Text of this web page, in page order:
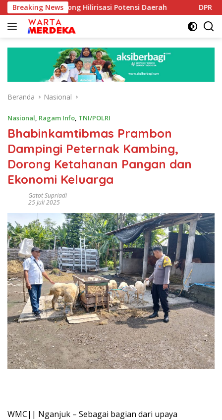
Langsung
ke
konten
Breaking News
Dorong Hilirisasi Potensi Daerah DPR Dorong
Beranda Nasional
Nasional, Ragam Info, TNI/POLRI
Bhabinkamtibmas Prambon
Dampingi Peternak Kambing,
Dorong Ketahanan Pangan dan
Ekonomi Keluarga
Gatot Supriadi
25 Juli 2025
WMC|| Nganjuk – Sebagai bagian dari upaya